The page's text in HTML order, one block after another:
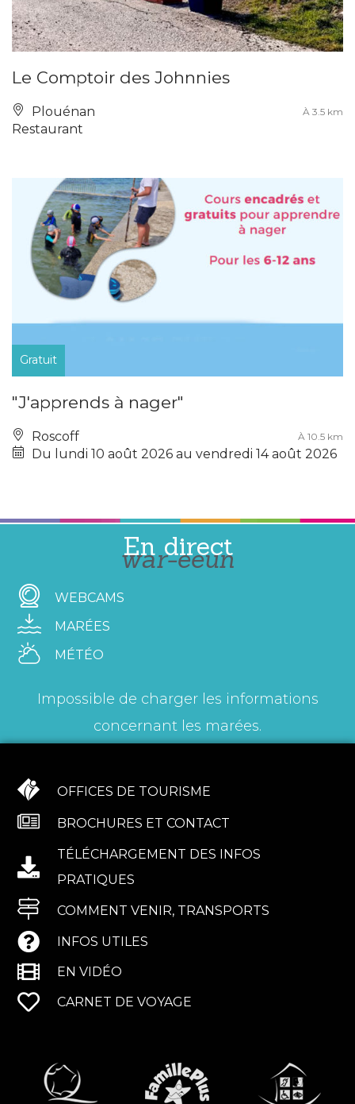
Le Comptoir des Johnnies
Plouénan À 3.5 km
Restaurant
Gratuit
"J'apprends à nager"
Roscoff À 10.5 km
Du lundi 10 août 2026 au vendredi 14 août 2026
En direct
war-eeun
WEBCAMS
MARÉES
MÉTÉO
Impossible de charger les informations
concernant les marées.
OFFICES DE TOURISME
BROCHURES ET CONTACT
TÉLÉCHARGEMENT DES INFOS
PRATIQUES
COMMENT VENIR, TRANSPORTS
INFOS UTILES
EN VIDÉO
CARNET DE VOYAGE